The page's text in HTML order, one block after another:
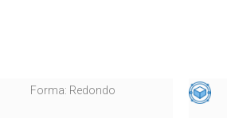
Forma: Redondo